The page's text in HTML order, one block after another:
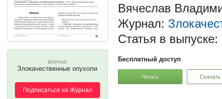
ЖУРНАЛ
Злокачественные опухоли
Подписаться на Журнал
Вячеслав
Журнал:
Статья в выпуске:
Бесплатный доступ
Читать Скачать